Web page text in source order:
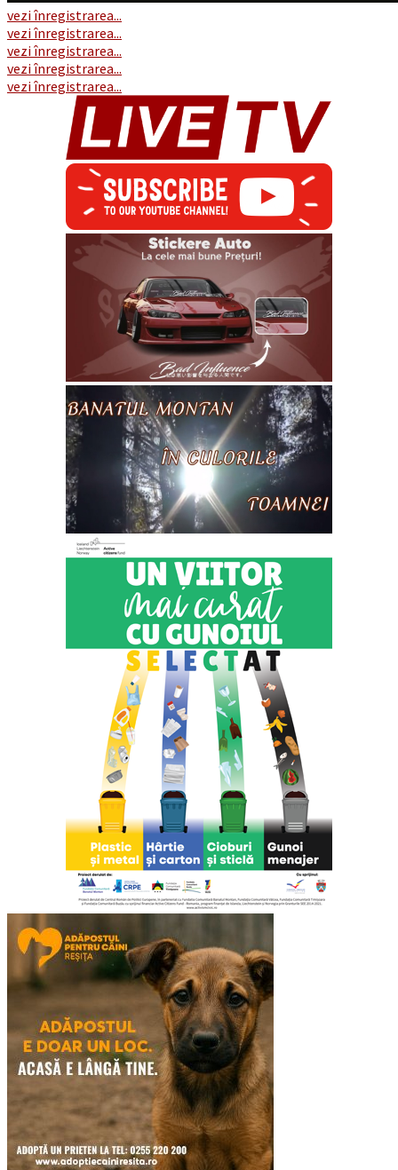
vezi înregistrarea...
vezi înregistrarea...
vezi înregistrarea...
vezi înregistrarea...
vezi înregistrarea...